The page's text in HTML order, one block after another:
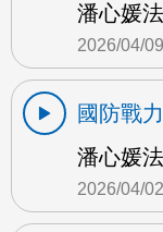
潘心媛
2026/04/09
國防戰
潘心媛
2026/04/02